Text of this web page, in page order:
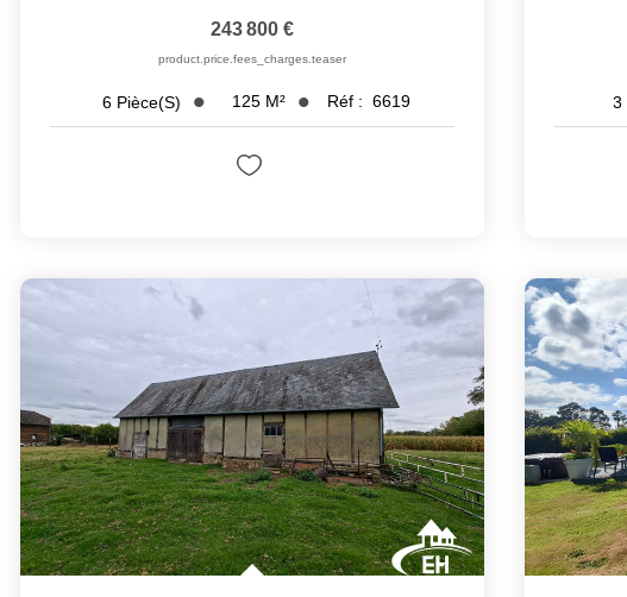
243 800 €
product.price.fees_charges.teaser
6 Pièce(s) 125 M² Réf : 6619 3